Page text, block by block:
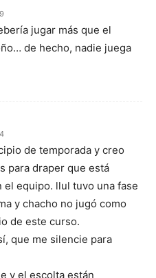
jugar más que el
de hecho, nadie juega
de temporada y creo
para draper que está
el equipo. llul tuvo una fase
y chacho no jugó como
de este curso.
que me silencie para
y el escolta están